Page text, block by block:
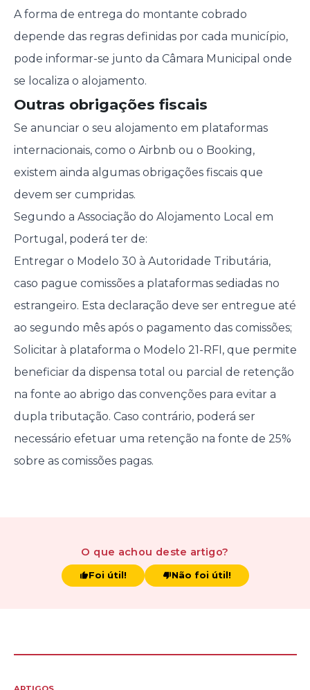
A forma de entrega do montante cobrado
depende das regras definidas por cada município,
pode informar-se junto da Câmara Municipal onde
se localiza o alojamento.
Outras obrigações fiscais
Se anunciar o seu alojamento em plataformas
internacionais, como o Airbnb ou o Booking,
existem ainda algumas obrigações fiscais que
devem ser cumpridas.
Segundo a Associação do Alojamento Local em
Portugal, poderá ter de:
Entregar o Modelo 30 à Autoridade Tributária,
caso pague comissões a plataformas sediadas no
estrangeiro. Esta declaração deve ser entregue até
ao segundo mês após o pagamento das comissões;
Solicitar à plataforma o Modelo 21-RFI, que permite
beneficiar da dispensa total ou parcial de retenção
na fonte ao abrigo das convenções para evitar a
dupla tributação. Caso contrário, poderá ser
necessário efetuar uma retenção na fonte de 25%
sobre as comissões pagas.
O que achou deste artigo?
Foi útil! Não foi útil!